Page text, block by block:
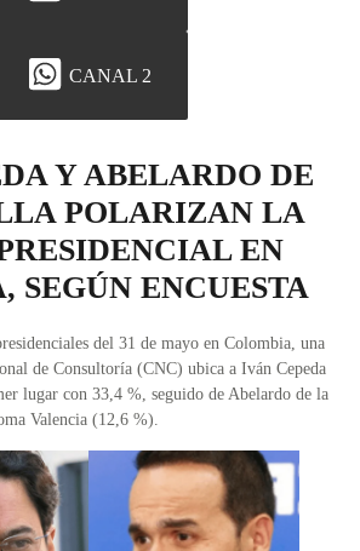
CANAL 2
Y ABELARDO DE
POLARIZAN LA
EN
SEGÚN ENCUESTA
del 31 de mayo en Colombia, una
de Consultoría (CNC) ubica a Iván Cepeda
lugar con 33,4 %, seguido de Abelardo de la
Valencia (12,6 %).